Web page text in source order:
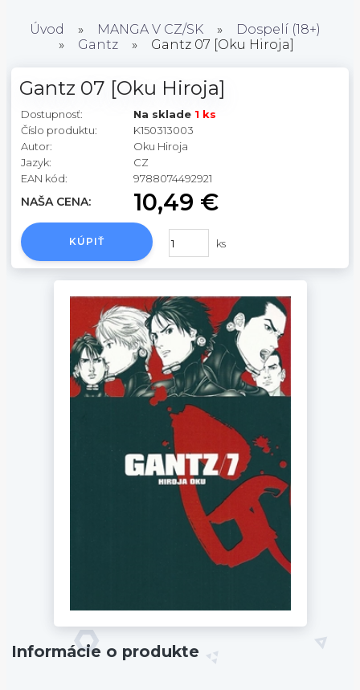
Úvod » MANGA V CZ/SK »
Dospelí (18+)
»
Gantz » Gantz 07 [Oku Hiroja]
Gantz 07 [Oku Hiroja]
Dostupnosť: Na sklade 1 ks
Číslo produktu:
K150313003
Autor:
Oku Hiroja
Jazyk:
CZ
EAN kód:
9788074492921
NAŠA CENA: 10,49 €
ks
KÚPIŤ
Informácie o produkte